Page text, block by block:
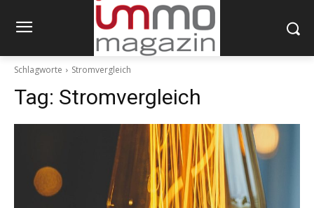
Schlagworte Stromvergleich
Tag: Stromvergleich